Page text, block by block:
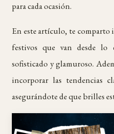
para cada ocasión.
En este artículo, te
festivos que van desde lo
sofisticado y glamuroso.
incorporar las tendencias
asegurándote de que brilles